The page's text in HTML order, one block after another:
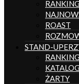
ROAST
STAND-
ŻARTY